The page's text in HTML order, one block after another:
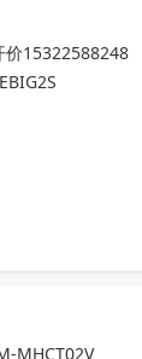
Z
价15322588248
MHCT02V